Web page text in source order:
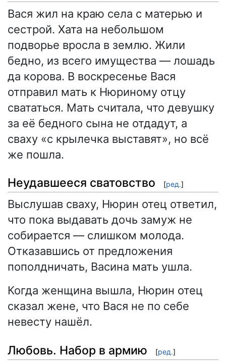
Вася жил на краю села с матерью и
сестрой. Хата на небольшом
подворье вросла в землю. Жили
бедно, из всего имущества — лошадь
да корова. В воскресенье Вася
отправил мать к Нюриному отцу
свататься. Мать считала, что девушку
за её бедного сына не отдадут, а
сваху «с крылечка выставят», но всё
же пошла.
Неудавшееся сватовство [ред.]
Выслушав сваху, Нюрин отец ответил,
что пока выдавать дочь замуж не
собирается — слишком молода.
Отказавшись от предложения
пополдничать, Васина мать ушла.
Когда женщина вышла, Нюрин отец
сказал жене, что Вася не по себе
невесту нашёл.
Любовь. Набор в армию [ред.]